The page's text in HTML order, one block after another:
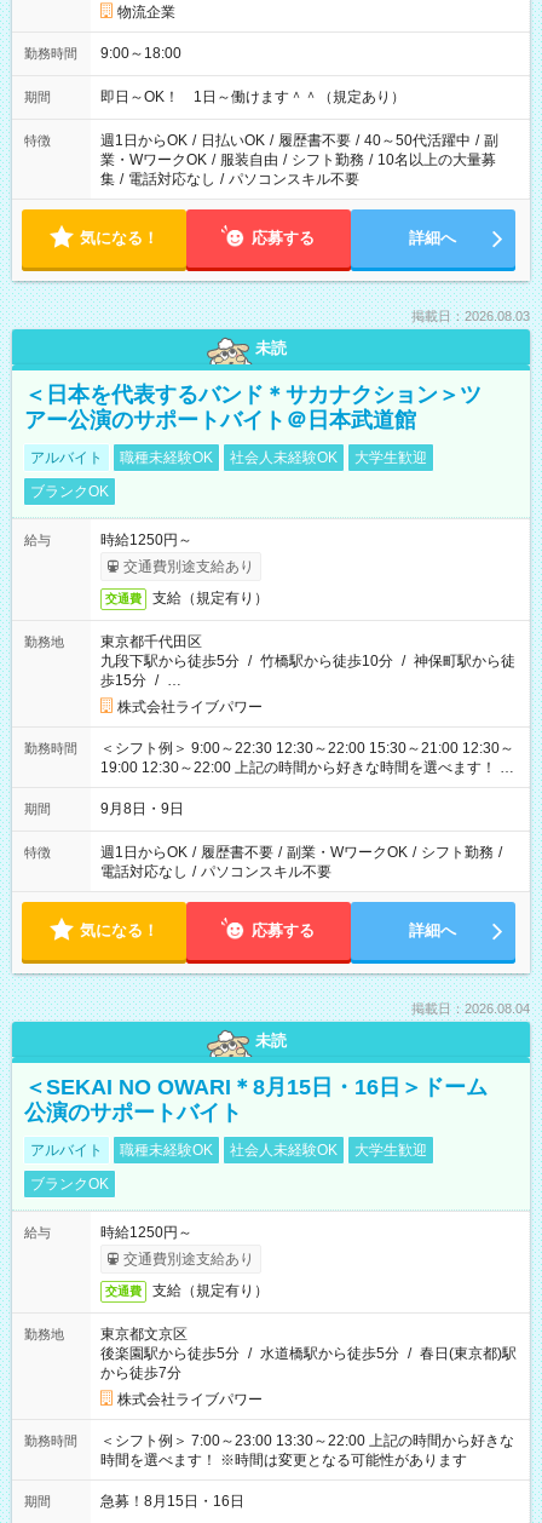
物流企業
勤務時間 9:00～18:00
期間 即日～OK！ 1日～働けます＾＾（規定あり）
特徴 週1日からOK / 日払いOK / 履歴書不要 / 40～50代活躍中 / 副
業・WワークOK / 服装自由 / シフト勤務 / 10名以上の大量募
集 / 電話対応なし / パソコンスキル不要
気になる！ 応募する 詳細へ
掲載日：2026.08.03
未読
＜日本を代表するバンド＊サカナクション＞ツ
アー公演のサポートバイト＠日本武道館
アルバイト 職種未経験OK 社会人未経験OK
大学生歓迎
ブランクOK
給与
時給1250円～
交通費別途支給あり
交通費 支給（規定有り）
勤務地
東京都千代田区
九段下駅から徒歩5分 / 竹橋駅から徒歩10分 / 神保町駅から徒
歩15分 / …
株式会社ライブパワー
勤務時間
＜シフト例＞ 9:00～22:30 12:30～22:00 15:30～21:00 12:30～
19:00 12:30～22:00 上記の時間から好きな時間を選べます！ ※
時間は変更となる可能性があります
期間 9月8日・9日
特徴 週1日からOK / 履歴書不要 / 副業・WワークOK / シフト勤務 /
電話対応なし / パソコンスキル不要
気になる！ 応募する 詳細へ
掲載日：2026.08.04
未読
＜SEKAI NO OWARI＊8月15日・16日＞ドーム
公演のサポートバイト
アルバイト 職種未経験OK 社会人未経験OK
大学生歓迎
ブランクOK
給与
時給1250円～
交通費別途支給あり
交通費 支給（規定有り）
勤務地
東京都文京区
後楽園駅から徒歩5分 / 水道橋駅から徒歩5分 / 春日(東京都)駅
から徒歩7分
株式会社ライブパワー
勤務時間
＜シフト例＞ 7:00～23:00 13:30～22:00 上記の時間から好きな
時間を選べます！ ※時間は変更となる可能性があります
期間 急募！8月15日・16日